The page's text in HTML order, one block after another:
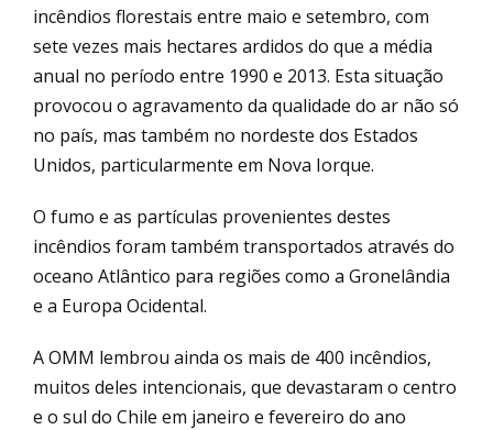
incêndios florestais entre maio e setembro, com
sete vezes mais hectares ardidos do que a média
anual no período entre 1990 e 2013. Esta situação
provocou o agravamento da qualidade do ar não só
no país, mas também no nordeste dos Estados
Unidos, particularmente em Nova Iorque.
O fumo e as partículas provenientes destes
incêndios foram também transportados através do
oceano Atlântico para regiões como a Gronelândia
e a Europa Ocidental.
A OMM lembrou ainda os mais de 400 incêndios,
muitos deles intencionais, que devastaram o centro
e o sul do Chile em janeiro e fevereiro do ano